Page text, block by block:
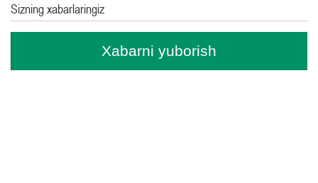
Sizning xabarlaringiz
Xabarni yuborish